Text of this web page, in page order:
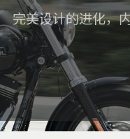
完美设计的进化，